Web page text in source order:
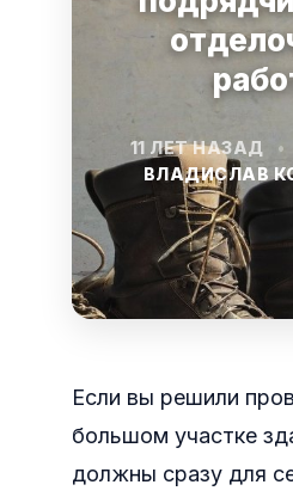
11 ЛЕТ НАЗАД •
ВЛАДИСЛАВ
Если вы решили
большом участке
должны сразу для